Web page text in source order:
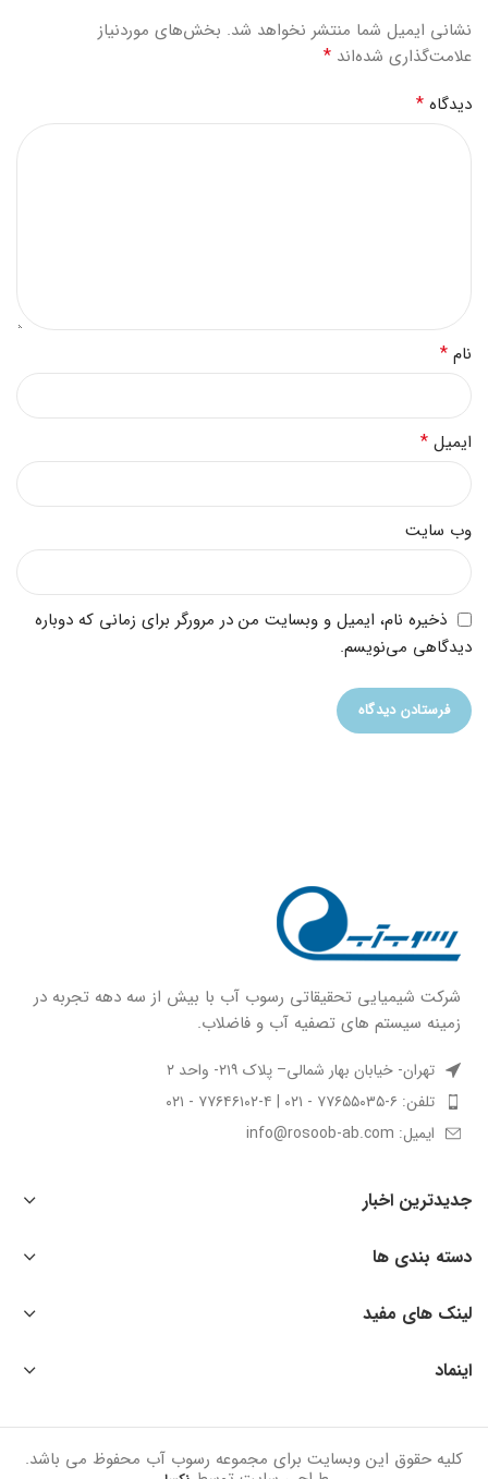
نشانی ایمیل شما منتشر نخواهد شد. بخش‌های موردنیاز
علامت‌گذاری شده‌اند *
دیدگاه *
نام *
ایمیل *
وب‌ سایت
ذخیره نام، ایمیل و وبسایت من در مرورگر برای زمانی که دوباره
دیدگاهی می‌نویسم.
شركت شيميايى تحقیقاتی رسوب آب با بيش از سه دهه تجربه در
زمينه سيستم هاى تصفيه آب و فاضلاب.
تهران- خیابان بهار شمالی– پلاک ۲۱۹- واحد ۲
تلفن: ۶-۷۷۶۵۵۰۳۵ - ۰۲۱ | ۴-۷۷۶۴۶۱۰۲ - ۰۲۱
ایمیل: info@rosoob-ab.com
جدیدترین اخبار
دسته بندی ها
لینک های مفید
اینماد
کلیه حقوق این وبسایت برای مجموعه رسوب آب محفوظ می باشد.